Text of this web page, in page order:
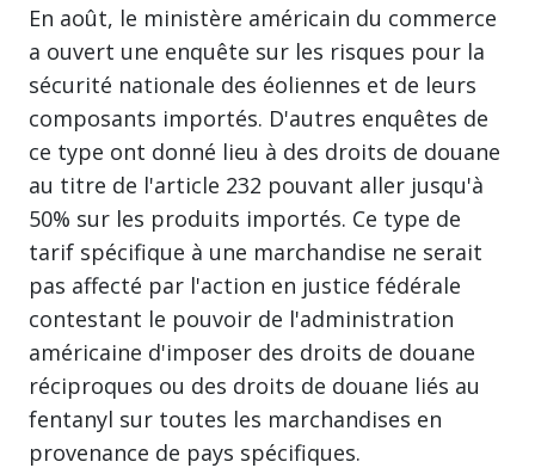
En août, le ministère américain du commerce
a ouvert une enquête sur les risques pour la
sécurité nationale des éoliennes et de leurs
composants importés. D'autres enquêtes de
ce type ont donné lieu à des droits de douane
au titre de l'article 232 pouvant aller jusqu'à
50% sur les produits importés. Ce type de
tarif spécifique à une marchandise ne serait
pas affecté par l'action en justice fédérale
contestant le pouvoir de l'administration
américaine d'imposer des droits de douane
réciproques ou des droits de douane liés au
fentanyl sur toutes les marchandises en
provenance de pays spécifiques.